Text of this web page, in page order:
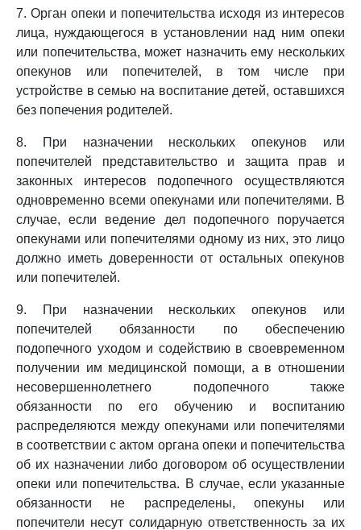
7. Орган опеки и попечительства исходя из интересов
лица, нуждающегося в установлении над ним опеки
или попечительства, может назначить ему нескольких
опекунов или попечителей, в том числе при
устройстве в семью на воспитание детей, оставшихся
без попечения родителей.
8. При назначении нескольких опекунов или
попечителей представительство и защита прав и
законных интересов подопечного осуществляются
одновременно всеми опекунами или попечителями. В
случае, если ведение дел подопечного поручается
опекунами или попечителями одному из них, это лицо
должно иметь доверенности от остальных опекунов
или попечителей.
9. При назначении нескольких опекунов или
попечителей обязанности по обеспечению
подопечного уходом и содействию в своевременном
получении им медицинской помощи, а в отношении
несовершеннолетнего подопечного также
обязанности по его обучению и воспитанию
распределяются между опекунами или попечителями
в соответствии с актом органа опеки и попечительства
об их назначении либо договором об осуществлении
опеки или попечительства. В случае, если указанные
обязанности не распределены, опекуны или
попечители несут солидарную ответственность за их